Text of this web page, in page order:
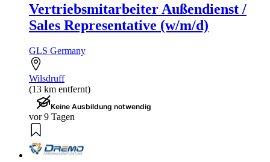
Vertriebsmitarbeiter Außendienst /
Sales Representative (w/m/d)
GLS Germany
Wilsdruff
(13 km entfernt)
Keine Ausbildung notwendig
vor 9 Tagen